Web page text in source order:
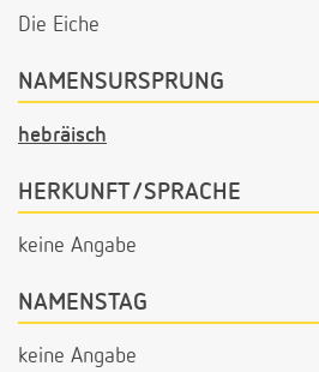
Die Eiche
NAMENSURSPRUNG
hebräisch
HERKUNFT/SPRACHE
keine Angabe
NAMENSTAG
keine Angabe